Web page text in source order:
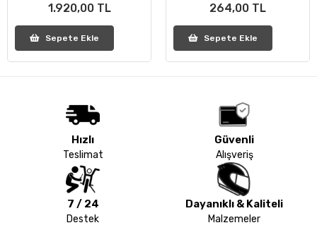
1.920,00 TL
Sepete Ekle
264,00 TL
Sepete Ekle
Hızlı
Teslimat
Güvenli
Alışveriş
7 / 24
Destek
Dayanıklı & Kaliteli
Malzemeler